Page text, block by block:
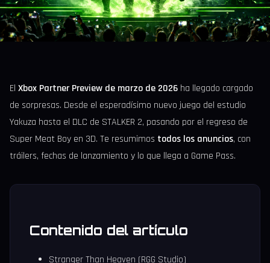
El Xbox Partner Preview de marzo de 2026 ha llegado cargado
de sorpresas. Desde el esperadísimo nuevo juego del estudio
Yakuza hasta el DLC de STALKER 2, pasando por el regreso de
Super Meat Boy en 3D. Te resumimos todos los anuncios, con
tráilers, fechas de lanzamiento y lo que llega a Game Pass.
Contenido del artículo
Stranger Than Heaven (RGG Studio)